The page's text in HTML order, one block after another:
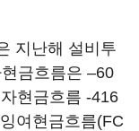
지난해 설비투
금흐름은 –60
현금흐름 -416
여현금흐름(FC